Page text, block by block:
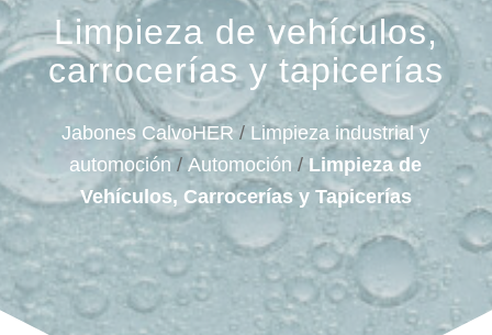
Limpieza de vehículos,
carrocerías y tapicerías
Jabones CalvoHER/ Limpieza industrial y
automoción /Automoción / Limpieza de
Vehículos, Carrocerías y Tapicerías